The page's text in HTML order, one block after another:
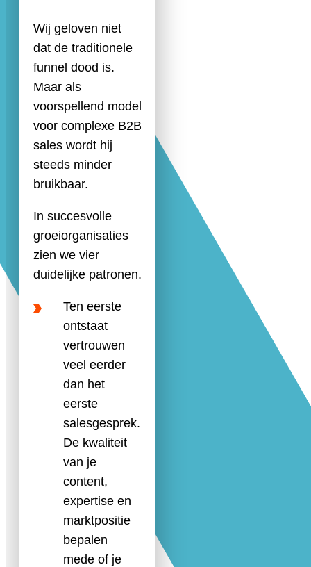
Wij geloven niet
dat de traditionele
funnel dood is.
Maar als
voorspellend model
voor complexe B2B
sales wordt hij
steeds minder
bruikbaar.
In succesvolle
groeiorganisaties
zien we vier
duidelijke patronen.
Ten eerste
ontstaat
vertrouwen
veel eerder
dan het
eerste
salesgesprek.
De kwaliteit
van je
content,
expertise en
marktpositie
bepalen
mede of je